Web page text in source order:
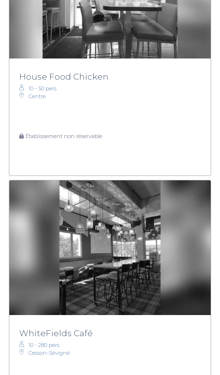
House Food Chicken
10 - 50 pers.
Centre
Établissement non réservable
WhiteFields Café
10 - 280 pers.
Cesson-Sévigné